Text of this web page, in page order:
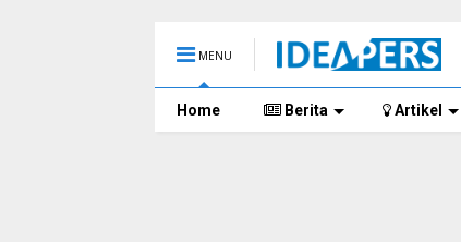
MENU
Home Berita Artikel